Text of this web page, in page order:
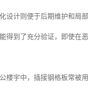
设计则便于后期维护和局部
到了充分验证，即使在
宇中，插接钢格板常被